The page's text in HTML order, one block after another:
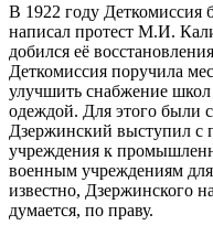
В 1922 году Деткомиссия
написал протест М.И.
добился её
Деткомиссия поручила
улучшить снабжение
одеждой. Для этого были
Дзержинский выступил с
учреждения к
военным учреждениям
известно, Дзержинского
думается, по праву.